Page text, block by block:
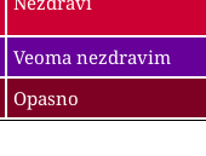
Veoma nezdravim
Opasno